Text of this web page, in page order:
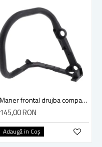
Maner frontal drujba compatibil Stihl MS 290, MS 390, MS 310, 029, 039
145,00 RON
Adaugă în Coş